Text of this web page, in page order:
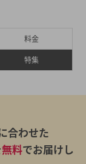
料金
特集
合わせた
無料でお届けし